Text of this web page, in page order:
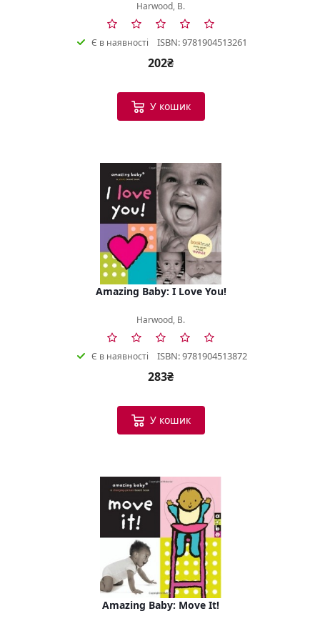
Harwood, B.
Є в наявності ISBN: 9781904513261
202₴
У кошик
Amazing Baby: I Love You!
Harwood, B.
Є в наявності ISBN: 9781904513872
283₴
У кошик
Amazing Baby: Move It!